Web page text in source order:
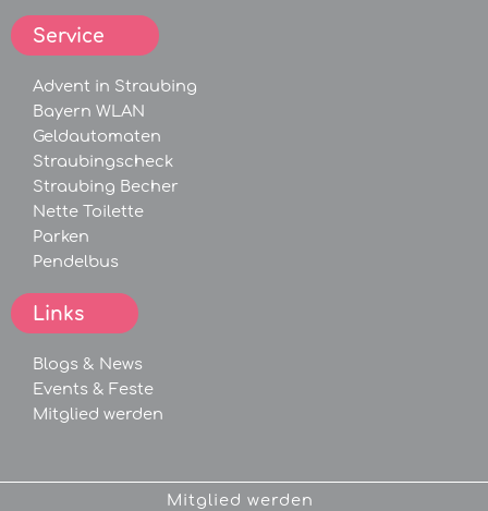
Service
Advent in Straubing
Bayern WLAN
Geldautomaten
Straubingscheck
Straubing Becher
Nette Toilette
Parken
Pendelbus
Links
Blogs & News
Events & Feste
Mitglied werden
Mitglied werden